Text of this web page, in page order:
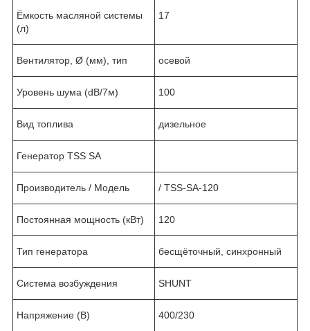
Ёмкость масляной системы
(л)
17
Вентилятор, Ø (мм), тип осевой
Уровень шума (dB/7м) 100
Вид топлива дизельное
Генератор TSS SA
Производитель / Модель / TSS-SA-120
Постоянная мощность (кВт) 120
Тип генератора бесщёточный, синхронный
Система возбуждения SHUNT
Напряжение (В) 400/230